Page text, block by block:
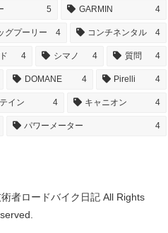
5 GARMIN 4
グプーリー 4 コンチネンタル 4
4 シマノ 4 質問 4
DOMANE 4 Pirelli 4
イン 4 キャニオン 4
パワーメーター 4
者ロードバイク日記 All Rights